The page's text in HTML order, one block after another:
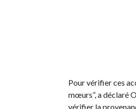
Pour vérifier ces
mœurs”, a déclaré
vérifier la